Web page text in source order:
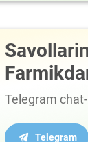
Telegram
Telegram